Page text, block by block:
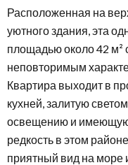
Расположенная на
уютного здания, эта
площадью около 42 м²
неповторимым
Квартира выходит в
кухней, залитую
освещению и
редкость в этом
приятный вид на море